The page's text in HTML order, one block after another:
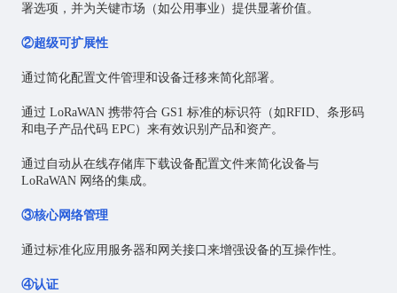
署选项，并为关键市场（如公用事业）提供显著价值。
②超级可扩展性
通过简化配置文件管理和设备迁移来简化部署。
通过 LoRaWAN 携带符合 GS1 标准的标识符（如RFID、条形码
和电子产品代码 EPC）来有效识别产品和资产。
通过自动从在线存储库下载设备配置文件来简化设备与
LoRaWAN 网络的集成。
③核心网络管理
通过标准化应用服务器和网关接口来增强设备的互操作性。
④认证